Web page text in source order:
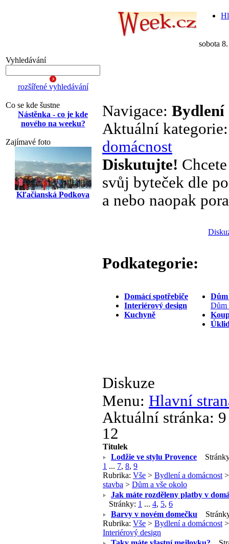
sobota
Vyhledávání
rozšířené vyhledávání
Co se kde šustne
Nástěnka - co je kde
nového na weeku?
Zajímavé foto
Kľačianská Podkova
Navigace: Bydlení
Aktuální
domácnost
Diskutujte!
svůj byteček dle
a nebo naopak
Podkategorie:
Domácí spotřebiče
Interiérový design
Kuchyně
Dům
Dům
Diskuze
Menu: Hlavní
Aktuální stránka:
12
Titulek
Lodžie ve stylu Provence
1 ... 7, 8, 9
Rubrika: Vše > Bydlení a domácnost
stavba > Dům a vše okolo
Jak máte rozděleny platby v
Stránky: 1 ... 4, 5, 6
Barvy v novém domečku
Rubrika: Vše > Bydlení a domácnost >
Interiérový design